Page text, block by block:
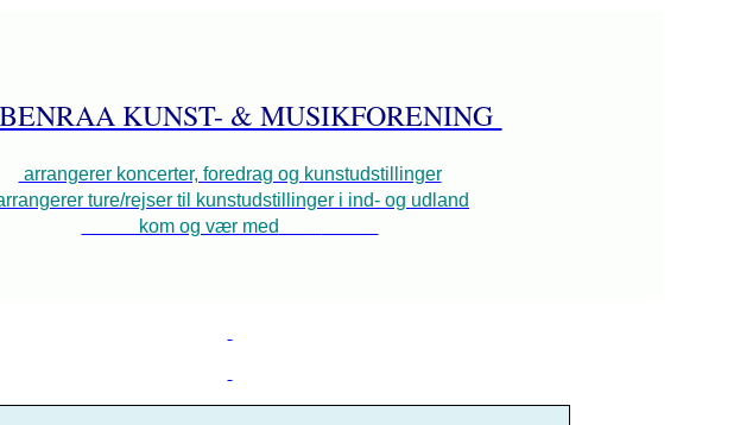
KUNST- & MUSIKFORENING
arrangerer koncerter, foredrag og kunstudstillinger
ture/rejser til kunstudstillinger i ind- og udland
kom og vær med